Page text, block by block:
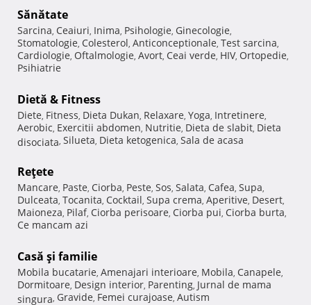
Sănătate
Sarcina, Ceaiuri, Inima, Psihologie, Ginecologie,
Stomatologie, Colesterol, Anticonceptionale, Test sarcina,
Cardiologie, Oftalmologie, Avort, Ceai verde, HIV, Ortopedie,
Psihiatrie
Dietă & Fitness
Diete, Fitness, Dieta Dukan, Relaxare, Yoga, Intretinere,
Aerobic, Exercitii abdomen, Nutritie, Dieta de slabit, Dieta
disociata, Silueta, Dieta ketogenica, Sala de acasa
Reţete
Mancare, Paste, Ciorba, Peste, Sos, Salata, Cafea, Supa,
Dulceata, Tocanita, Cocktail, Supa crema, Aperitive, Desert,
Maioneza, Pilaf, Ciorba perisoare, Ciorba pui, Ciorba burta,
Ce mancam azi
Casă şi familie
Mobila bucatarie, Amenajari interioare, Mobila, Canapele,
Dormitoare, Design interior, Parenting, Jurnal de mama
singura, Gravide, Femei curajoase, Autism